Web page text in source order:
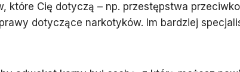
które Cię dotyczą – np. przestępstwa
dotyczące narkotyków. Im bardziej